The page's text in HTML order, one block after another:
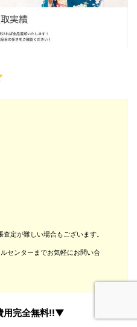
定が難しい場合もございます。
センターまでお気軽にお問い合
用完全無料!!▼